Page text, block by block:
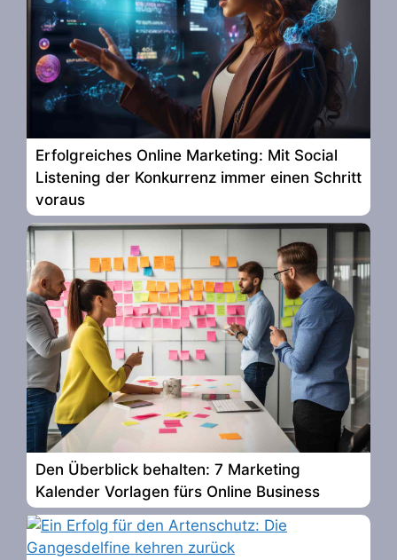
Erfolgreiches Online Marketing: Mit Social
Listening der Konkurrenz immer einen Schritt
voraus
Den Überblick behalten: 7 Marketing
Kalender Vorlagen fürs Online Business